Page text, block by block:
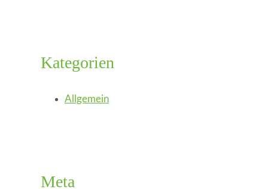
Kategorien
Allgemein
Meta